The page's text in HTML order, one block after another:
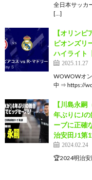
全日本サッカ
[…]
【オリン
ピオンズリ
ハイライト
2025.11.27
WOWOWオ
中 ⇒ https://
【川島永
年ぶりにJ
ーブに正確
治安田J1第
2024.02.24
🏆2024明治安